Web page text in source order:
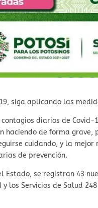
siga aplicando las
diarios de
haciendo de forma grave,
cuidando, y la mejor
de prevención.
Estado, se registran 43
los Servicios de Salud